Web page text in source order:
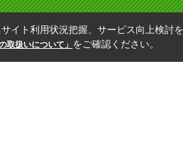
イト利用状況把握、サービス向上検討
取扱いについて」 をご確認ください。